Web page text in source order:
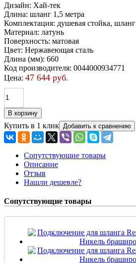
Дизайн: Хай-тек
Длина: шланг 1,5 метра
Комплектация: душевая стойка, шланг
Материал: латунь
Поверхность: матовая
Цвет: Нержавеющая сталь
Длина (мм): 660
Код производителя: 0044000934771
Цена: 47 644 руб.
Купить в 1 клик
Сопутствующие товары
Описание
Отзыв
Нашли дешевле?
Сопутствующие товары